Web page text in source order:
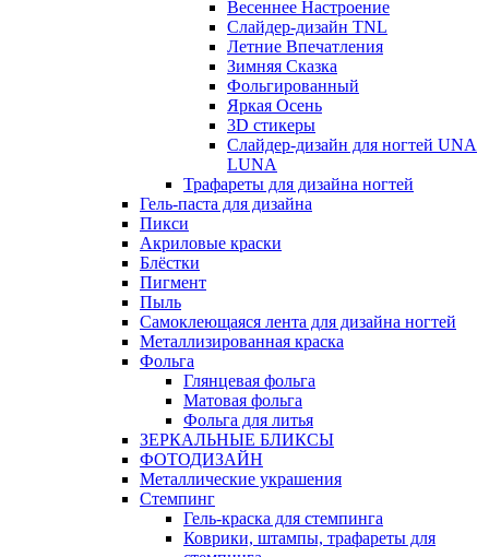
Весеннее Настроение
Слайдер-дизайн TNL
Летние Впечатления
Зимняя Сказка
Фольгированный
Яркая Осень
3D стикеры
Слайдер-дизайн для ногтей UNA
LUNA
Трафареты для дизайна ногтей
Гель-паста для дизайна
Пикси
Акриловые краски
Блёстки
Пигмент
Пыль
Самоклеющаяся лента для дизайна ногтей
Металлизированная краска
Фольга
Глянцевая фольга
Матовая фольга
Фольга для литья
ЗЕРКАЛЬНЫЕ БЛИКСЫ
ФОТОДИЗАЙН
Металлические украшения
Стемпинг
Гель-краска для стемпинга
Коврики, штампы, трафареты для